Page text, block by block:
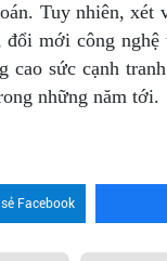
Tuy nhiên, xét
đổi mới công nghệ
cao sức cạnh
những năm tới.
Facebook